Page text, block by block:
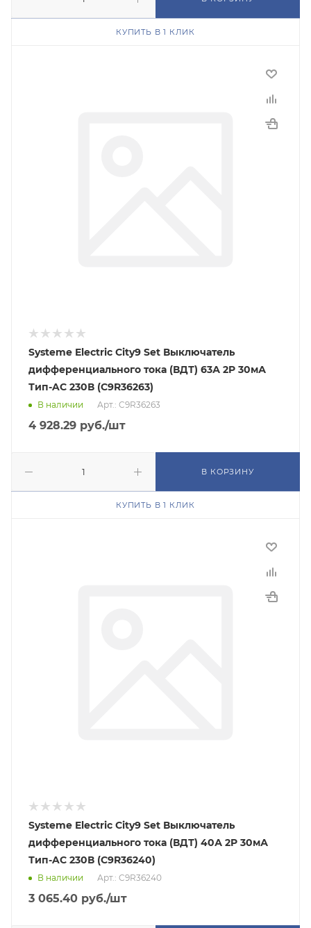
КУПИТЬ В 1 КЛИК
Systeme Electric City9 Set Выключатель
дифференциального тока (ВДТ) 63А 2P 30мА
Тип-AC 230В (C9R36263)
В наличии Арт.: C9R36263
4 928.29 руб./шт
В КОРЗИНУ
КУПИТЬ В 1 КЛИК
Systeme Electric City9 Set Выключатель
дифференциального тока (ВДТ) 40А 2P 30мА
Тип-AC 230В (C9R36240)
В наличии Арт.: C9R36240
3 065.40 руб./шт